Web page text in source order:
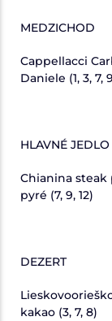
MEDZICHOD
Cappellacci
Daniele (1, 3, 7,
HLAVNÉ JEDLO
Chianina steak
pyré (7, 9, 12)
DEZERT
kakao (3, 7, 8)